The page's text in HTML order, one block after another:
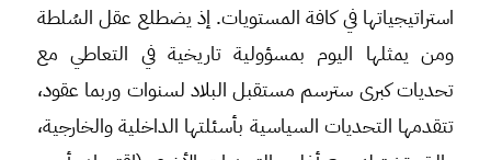
استراتيجياتها في كافة المستويات. إذ يضطلع عقل السُلطة
ومن يمثلها اليوم بمسؤولية تاريخية في التعاطي مع
تحديات كبرى سترسم مستقبل البلاد لسنوات وربما عقود،
تتقدمها التحديات السياسية بأسئلتها الداخلية والخارجية،